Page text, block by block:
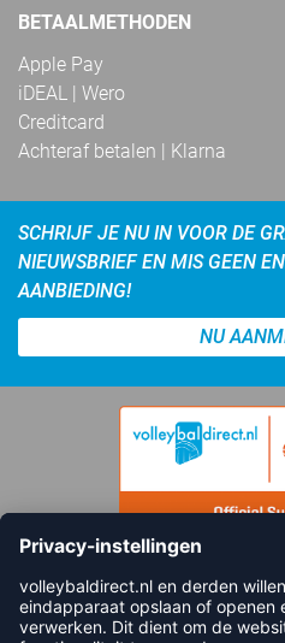
BETAALMETHODEN
Apple Pay
iDEAL | Wero
Creditcard
Achteraf betalen | Klarna
SCHRIJF JE NU IN VOOR DE
NIEUWSBRIEF EN MIS GEEN
AANBIEDING!
NU